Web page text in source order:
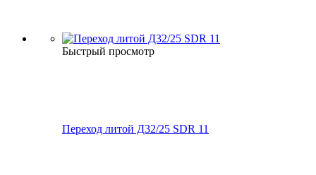
Быстрый просмотр
Переход литой Д32/25 SDR 11